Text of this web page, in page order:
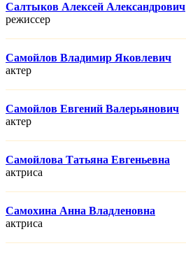
Салтыков Алексей Александрович
режисcер
Самойлов Владимир Яковлевич
актер
Самойлов Евгений Валерьянович
актер
Самойлова Татьяна Евгеньевна
актриса
Самохина Анна Владленовна
актриса